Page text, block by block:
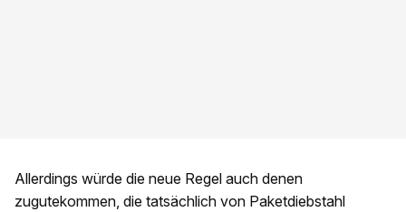
Allerdings würde die neue Regel auch denen
zugutekommen, die tatsächlich von Paketdiebstahl